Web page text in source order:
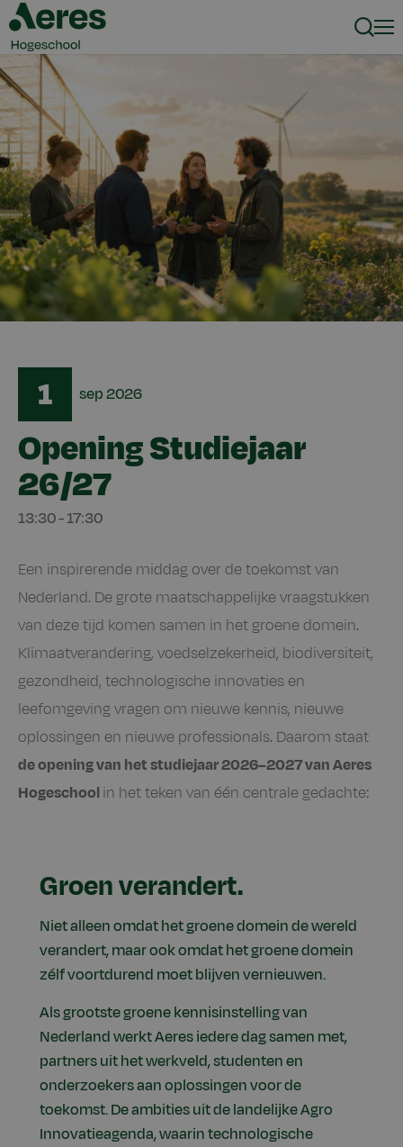
Opening Studiejaar
26/27
Date
1 sep2026
13:30-17:30
Een inspirerende middag over de toekomst van
Nederland. De grote maatschappelijke vraagstukken
van deze tijd komen samen in het groene domein.
Klimaatverandering, voedselzekerheid, biodiversiteit,
gezondheid, technologische innovaties en
leefomgeving vragen om nieuwe kennis, nieuwe
oplossingen en nieuwe professionals. Daarom staat
de opening van het studiejaar 2026–2027 van Aeres
Hogeschoolin het teken van één centrale gedachte:
Groen verandert.
Niet alleen omdat het groene domein de wereld
verandert, maar ook omdat het groene domein
zélf voortdurend moet blijven vernieuwen.
Als grootste groene kennisinstelling van
Nederland werkt Aeres iedere dag samen met,
partners uit het werkveld, studenten en
onderzoekers aan oplossingen voor de
toekomst. De ambities uit de landelijke Agro
Innovatieagenda, waarin technologische